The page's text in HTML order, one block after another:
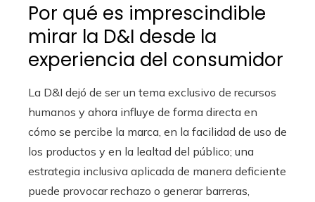
Por qué es imprescindible
mirar la D&I desde la
experiencia del consumidor
La D&I dejó de ser un tema exclusivo de recursos
humanos y ahora influye de forma directa en
cómo se percibe la marca, en la facilidad de uso de
los productos y en la lealtad del público; una
estrategia inclusiva aplicada de manera deficiente
puede provocar rechazo o generar barreras,